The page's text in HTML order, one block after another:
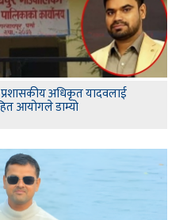
प्रशासकीय अधिकृत यादवलाई
आयोगले डाम्यो